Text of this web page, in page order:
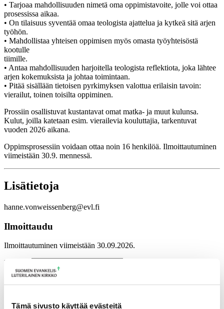
Tämä sivusto käyttää evästeitä
• Tarjoaa mahdollisuuden nimetä oma oppimistavoite, jolle voi ottaa
prosessissa aikaa.
• On tilaisuus syventää omaa teologista ajattelua ja kytkeä sitä arjen
työhön.
• Mahdollistaa yhteisen oppimisen myös omasta työyhteisöstä
kootulle
tiimille.
• Antaa mahdollisuuden harjoitella teologista reflektiota, joka lähtee
arjen kokemuksista ja johtaa toimintaan.
• Pitää sisällään tietoisen pyrkimyksen valottua erilaisin tavoin:
vierailut, toinen toisilta oppiminen.
Prossiin osallistuvat kustantavat omat matka- ja muut kulunsa.
Kulut, joilla katetaan esim. vierailevia kouluttajia, tarkentuvat
vuoden 2026 aikana.
Oppimsprosessiin voidaan ottaa noin 16 henkilöä. Ilmoittautuminen
viimeistään 30.9. mennessä.
Lisätietoja
hanne.vonweissenberg@evl.fi
Ilmoittaudu
Ilmoittautuminen viimeistään 30.09.2026.
Etunimi
Sukunimi
Seurakunta
Sähköposti